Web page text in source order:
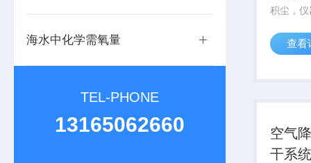
海水中化学需氧量
TEL-PHONE
13165062660
积尘，
结合采
作为城
查看
空气
干系